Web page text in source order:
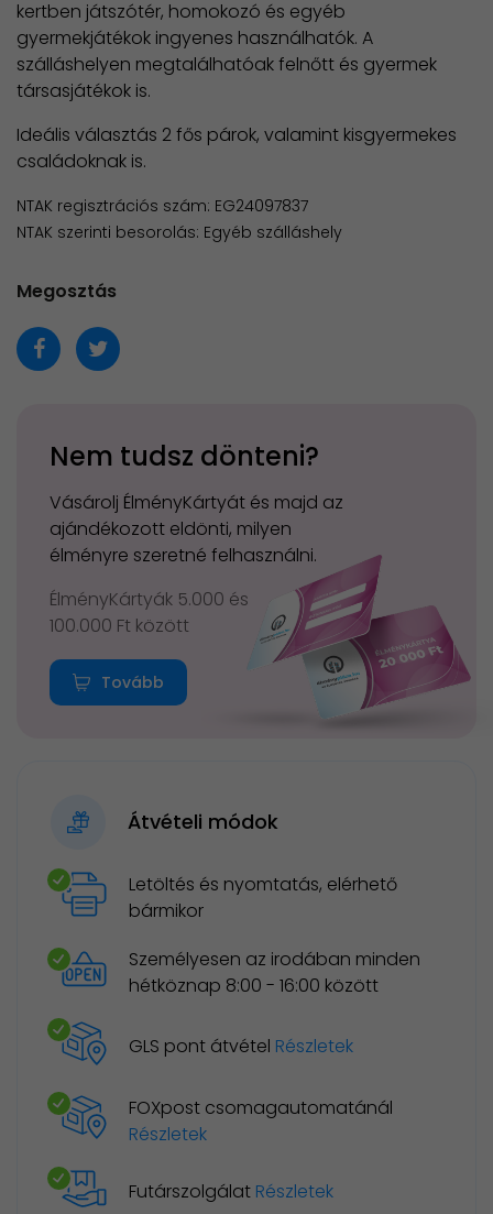
kertben játszótér, homokozó és egyéb
gyermekjátékok ingyenes használhatók. A
szálláshelyen megtalálhatóak felnőtt és gyermek
társasjátékok is.
Ideális választás 2 fős párok, valamint kisgyermekes
családoknak is.
NTAK regisztrációs szám: EG24097837
NTAK szerinti besorolás: Egyéb szálláshely
Megosztás
Nem tudsz dönteni?
Vásárolj ÉlményKártyát és majd az
ajándékozott eldönti, milyen
élményre szeretné felhasználni.
ÉlményKártyák 5.000 és
100.000 Ft között
Tovább
Átvételi módok
Letöltés és nyomtatás, elérhető
bármikor
Személyesen az irodában minden
hétköznap 8:00 - 16:00 között
GLS pont átvétel Részletek
FOXpost csomagautomatánál
Részletek
Futárszolgálat Részletek